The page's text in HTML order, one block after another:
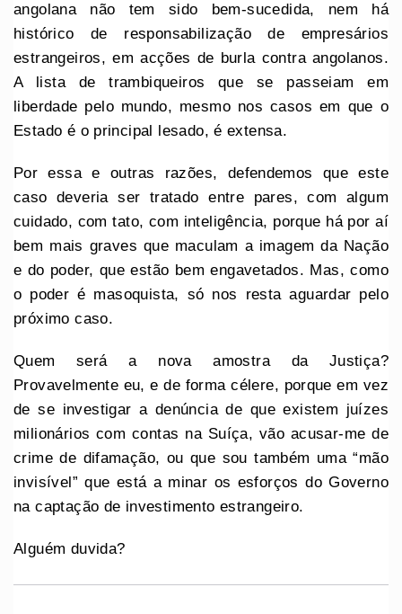
angolana não tem sido bem-sucedida, nem há
histórico de responsabilização de empresários
estrangeiros, em acções de burla contra angolanos.
A lista de trambiqueiros que se passeiam em
liberdade pelo mundo, mesmo nos casos em que o
Estado é o principal lesado, é extensa.
Por essa e outras razões, defendemos que este
caso deveria ser tratado entre pares, com algum
cuidado, com tato, com inteligência, porque há por aí
bem mais graves que maculam a imagem da Nação
e do poder, que estão bem engavetados. Mas, como
o poder é masoquista, só nos resta aguardar pelo
próximo caso.
Quem será a nova amostra da Justiça?
Provavelmente eu, e de forma célere, porque em vez
de se investigar a denúncia de que existem juízes
milionários com contas na Suíça, vão acusar-me de
crime de difamação, ou que sou também uma “mão
invisível” que está a minar os esforços do Governo
na captação de investimento estrangeiro.
Alguém duvida?